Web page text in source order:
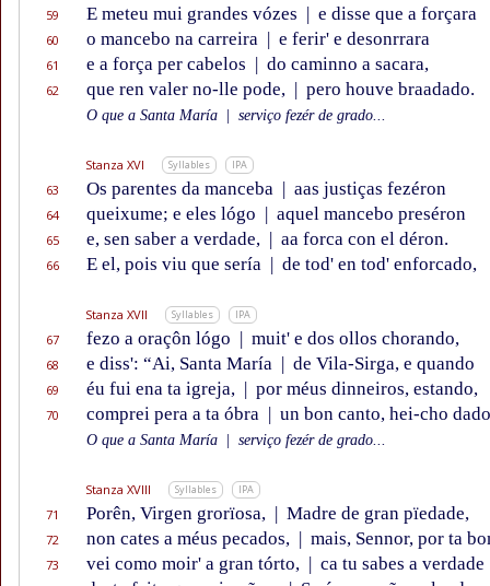
59 E meteu mui grandes vózes | e disse que a forçara
60 o mancebo na carreira | e ferir' e desonrrara
61 e a força per cabelos | do caminno a sacara,
62 que ren valer no-lle pode, | pero houve braadado.
O que a Santa María serviço fezér de grado...
Stanza XVI Syllables IPA
63 Os parentes da manceba | aas justiças fezéron
64 queixume; e eles lógo | aquel mancebo preséron
65 e, sen saber a verdade, | aa forca con el déron.
66 E el, pois viu que sería | de tod' en tod' enforcado,
Stanza XVII Syllables IPA
67 fezo a oraçôn lógo | muit' e dos ollos chorando,
68 e diss': “Ai, Santa María | de Vila-Sirga, e quando
69 éu fui ena ta igreja, | por méus dinneiros, estando,
70 comprei pera a ta óbra | un bon canto, hei-cho
O que a Santa María serviço fezér de grado...
Stanza XVIII Syllables IPA
71 Porên, Virgen grorïosa, | Madre de gran pïedade,
72 non cates a méus pecados, | mais, Sennor, por ta
73 vei como moir' a gran tórto, | ca tu sabes a verdade